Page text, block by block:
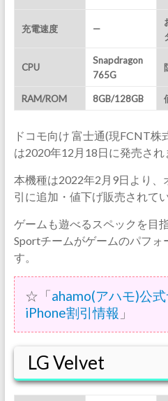
充電速度 —
CPU
Snapdragon
765G
RAM/ROM 8GB/128GB
ドコモ向け 富士通(現FCNT株
は2020年12月18日に発売され
本機種は2022年2月9日より、
引に追加・値下げ販売されてい
ゲームも遊べるスペックを目
Sportチームがゲームのパフォ
す。
☆「ahamo(アハモ)公
iPhone割引情報 」
LG Velvet